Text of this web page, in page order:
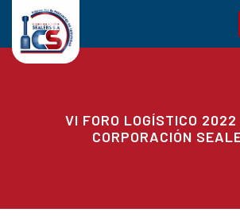
VI FORO LOGÍSTICO
CORPORACIÓN